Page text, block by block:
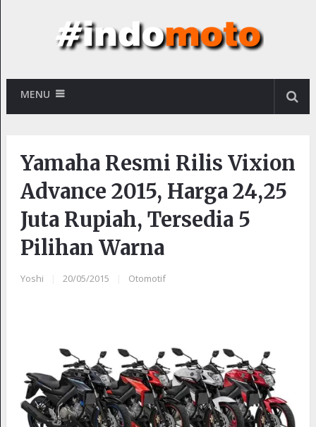
MENU
Yamaha Resmi Rilis Vixion
Advance 2015, Harga 24,25
Juta Rupiah, Tersedia 5
Pilihan Warna
Yoshi 20/05/2015 Otomotif